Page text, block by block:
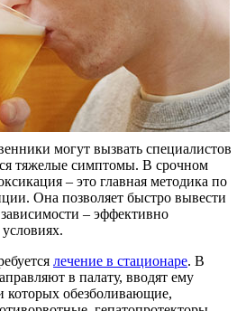
могут вызвать специалистов
тяжелые симптомы. В срочном
– это главная методика по
Она позволяет быстро вывести
– эффективно
лечение в стационаре. В
в палату, вводят ему
которых обезболивающие,